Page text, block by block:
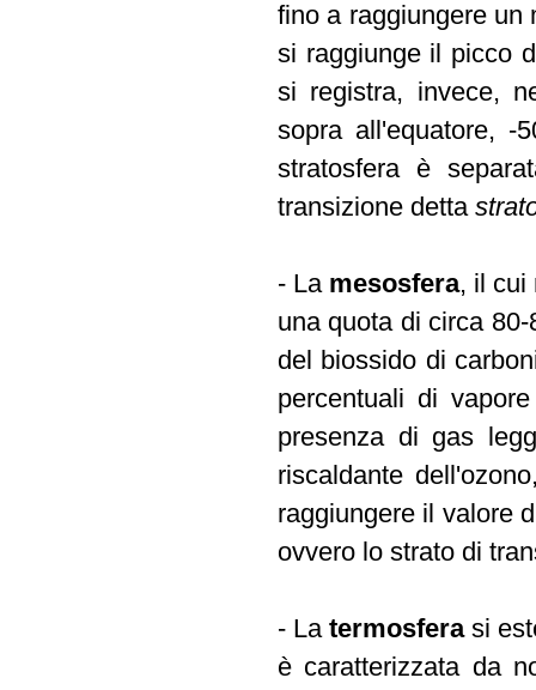
fino a raggiungere un
si raggiunge il picco
si registra, invece,
sopra all'equatore,
stratosfera è
transizione detta
- La mesosfera, il cui
una quota di circa
del biossido di
percentuali di
presenza di gas
riscaldante
raggiungere il valore
ovvero lo strato di
- Latermosferasi
è caratterizzata da